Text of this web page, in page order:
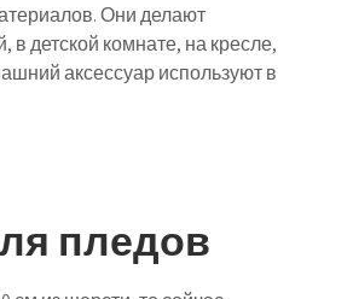
Они делают
детской комнате, на кресле,
аксессуар используют в
пледов